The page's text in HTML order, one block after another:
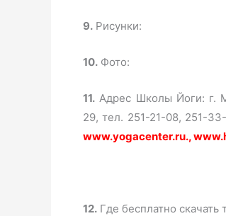
9. Рисунки:
10. Фото:
11. Адрес Школы Йоги: г.
29, тел. 251-21-08, 251-
www.yogacenter.ru.,
12. Где бесплатно скачать